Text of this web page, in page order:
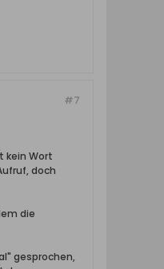
#7
kein Wort
doch
die
gesprochen,